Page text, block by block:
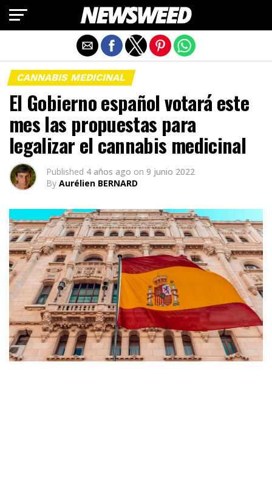
CANNABIS MEDICINAL
El Gobierno español votará este
mes las propuestas para
legalizar el cannabis medicinal
Published 4 años ago on 9 junio 2022
By Aurélien BERNARD
Salir de la versión móvil